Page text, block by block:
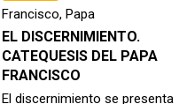
Francisco, Papa
EL DISCERNIMIENTO.
CATEQUESIS DEL PAPA
FRANCISCO
El discernimiento se presenta